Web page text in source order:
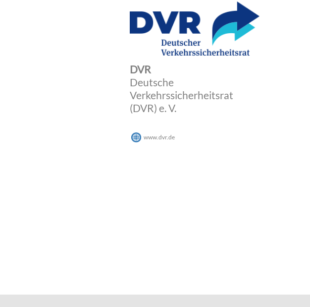
DVR
Deutsche
Verkehrssicherheitsrat
(DVR) e. V.
www.dvr.de